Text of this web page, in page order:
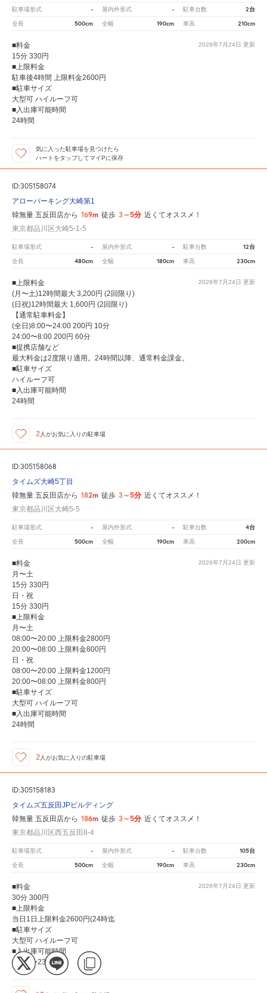
駐車場形式 - 屋内外形式 - 駐車台数 2台
全長 500cm 全幅 190cm 車高 210cm
2026年7月24日 更新
■料金
15分 330円
■上限料金
駐車後4時間 上限料金2600円
■駐車サイズ
大型可 ハイルーフ可
■入出庫可能時間
24時間
気に入った駐車場を見つけたら
ハートをタップしてマイPに保存
ID:305158074
アローパーキング大崎第1
韓無量 五反田店から 169m 徒歩 3～5分 近くてオススメ！
東京都品川区大崎5-1-5
駐車場形式 - 屋内外形式 - 駐車台数 12台
全長 480cm 全幅 180cm 車高 230cm
2026年7月24日 更新
■上限料金
(月〜土)12時間最大 3,200円 (2回限り)
(日祝)12時間最大 1,600円 (2回限り)
【通常駐車料金】
(全日)8:00〜24:00 200円 10分
24:00〜8:00 200円 60分
■提携店舗など
最大料金は2度限り適用。24時間以降、通常料金課金。
■駐車サイズ
ハイルーフ可
■入出庫可能時間
24時間
2 人がお気に入りの駐車場
ID:305158068
タイムズ大崎5丁目
韓無量 五反田店から 182m 徒歩 3～5分 近くてオススメ！
東京都品川区大崎5-5
駐車場形式 - 屋内外形式 - 駐車台数 4台
全長 500cm 全幅 190cm 車高 200cm
2026年7月24日 更新
■料金
月〜土
15分 330円
日・祝
15分 330円
■上限料金
月〜土
08:00〜20:00 上限料金2800円
20:00〜08:00 上限料金800円
日・祝
08:00〜20:00 上限料金1200円
20:00〜08:00 上限料金800円
■駐車サイズ
大型可 ハイルーフ可
■入出庫可能時間
24時間
2 人がお気に入りの駐車場
ID:305158183
タイムズ五反田JPビルディング
韓無量 五反田店から 186m 徒歩 3～5分 近くてオススメ！
東京都品川区西五反田8-4
駐車場形式 - 屋内外形式 - 駐車台数 105台
全長 500cm 全幅 190cm 車高 230cm
2026年7月24日 更新
■料金
30分 300円
■上限料金
当日1日上限料金2600円(24時迄
■駐車サイズ
大型可 ハイルーフ可
■入出庫可能時間
07:00〜23:00